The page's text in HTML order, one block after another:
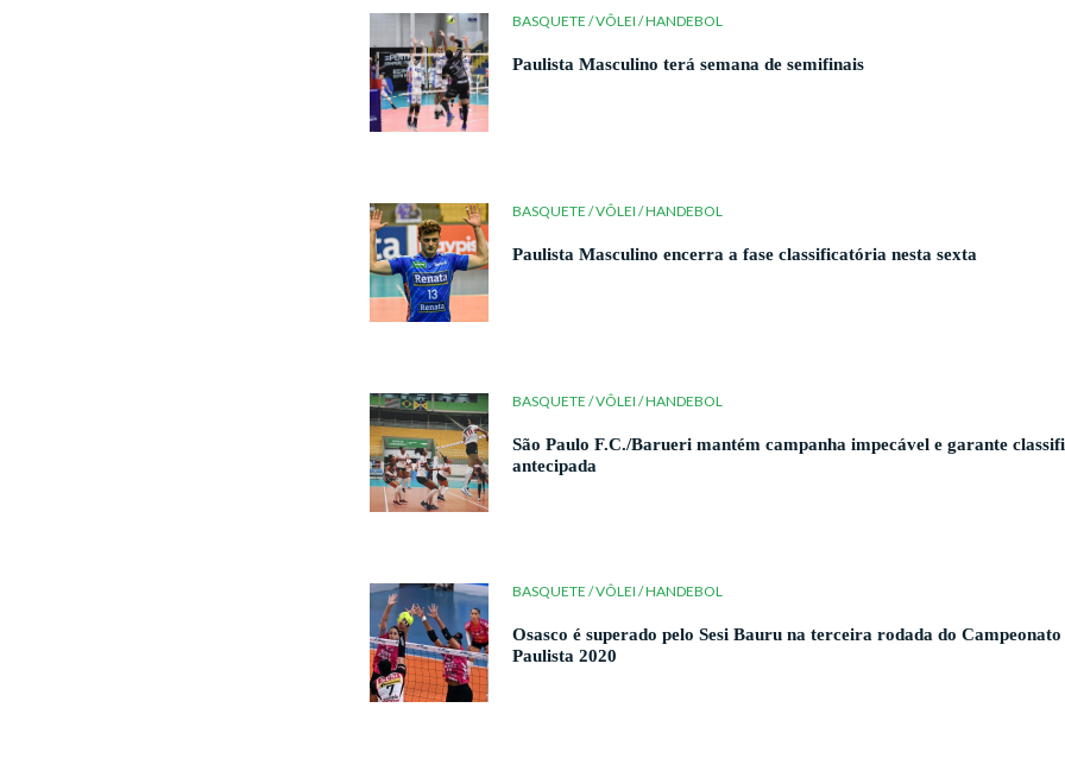
BASQUETE / VÔLEI / HANDEBOL
Paulista Masculino terá semana de semifinais
BASQUETE / VÔLEI / HANDEBOL
Paulista Masculino encerra a fase classificatória nesta sexta
BASQUETE / VÔLEI / HANDEBOL
São Paulo F.C./Barueri mantém campanha impecável e garante
antecipada
BASQUETE / VÔLEI / HANDEBOL
Osasco é superado pelo Sesi Bauru na terceira rodada do Campeonato
Paulista 2020